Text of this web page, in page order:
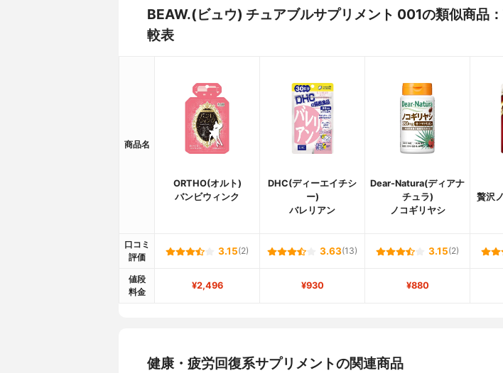
BEAW.(ビュウ) チュアブルサプリメント 001の類似商品
較表
商品名
ORTHO(オルト)
バンビウィンク
DHC(ディーエイチシ
ー)
バレリアン
Dear-Natura(ディアナ
チュラ)
ノコギリヤシ
贅沢
口コミ
評価
3.15(2) 3.63(13) 3.15(2)
値段
料金
¥2,496 ¥930 ¥880
健康・疲労回復系サプリメントの関連商品